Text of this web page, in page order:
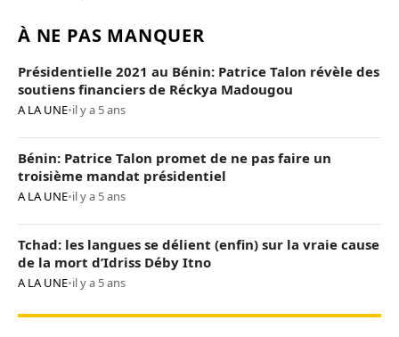
À NE PAS MANQUER
Présidentielle 2021 au Bénin: Patrice Talon révèle des
soutiens financiers de Réckya Madougou
A LA UNE•il y a 5 ans
Bénin: Patrice Talon promet de ne pas faire un
troisième mandat présidentiel
A LA UNE•il y a 5 ans
Tchad: les langues se délient (enfin) sur la vraie cause
de la mort d’Idriss Déby Itno
A LA UNE•il y a 5 ans